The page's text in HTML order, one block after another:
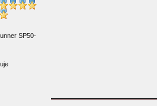
SP50-